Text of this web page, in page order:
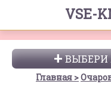
VSE-
Главная